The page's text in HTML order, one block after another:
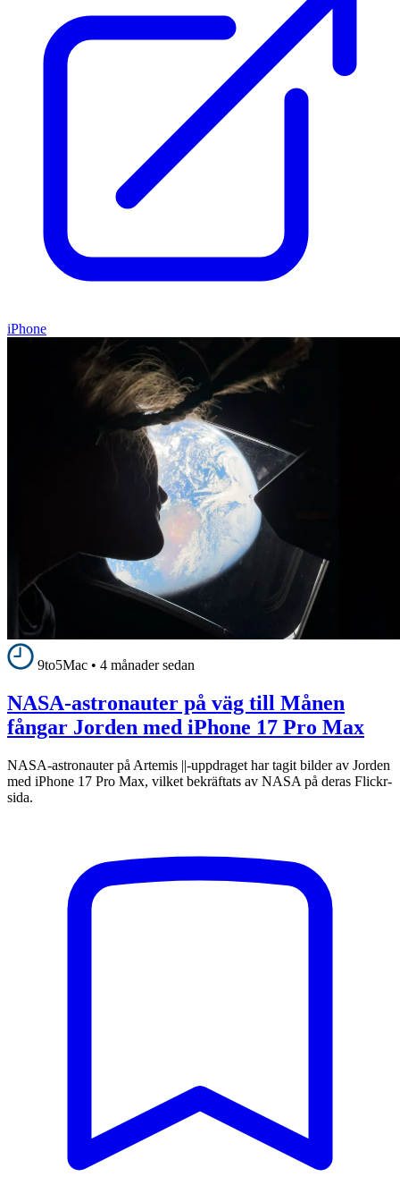
iPhone
9to5Mac • 4 månader sedan
NASA-astronauter på väg till Månen
fångar Jorden med iPhone 17 Pro Max
NASA-astronauter på Artemis ||-uppdraget har tagit bilder av Jorden
med iPhone 17 Pro Max, vilket bekräftats av NASA på deras Flickr-
sida.